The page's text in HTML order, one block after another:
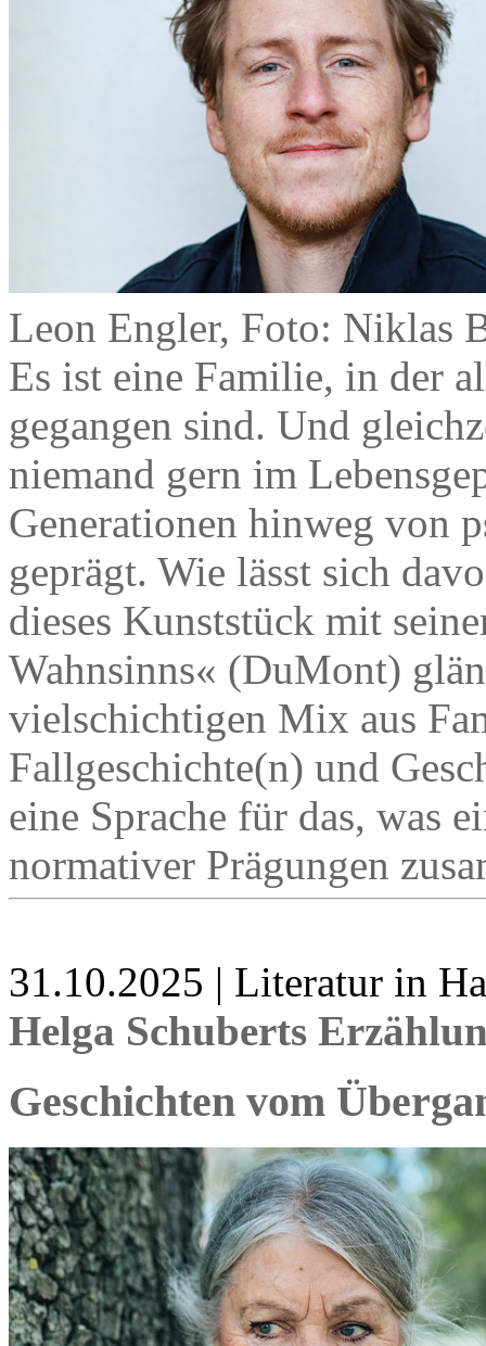
Leon Engler, Foto: Niklas
Es ist eine Familie, in der
gegangen sind. Und
niemand gern im
Generationen hinweg von
geprägt. Wie lässt sich
dieses Kunststück mit
Wahnsinns« (DuMont)
vielschichtigen Mix aus
Fallgeschichte(n) und
eine Sprache für das, was
normativer Prägungen
31.10.2025 | Literatur in
Helga Schuberts
Geschichten vom